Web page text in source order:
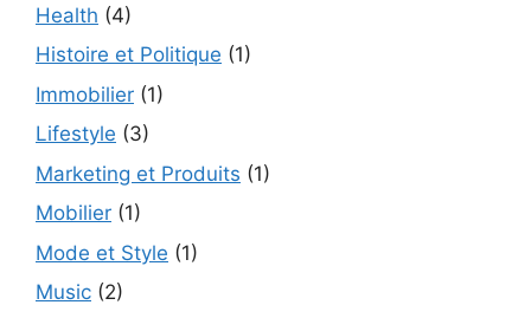
Health (4)
Histoire et Politique (1)
Immobilier (1)
Lifestyle (3)
Marketing et Produits (1)
Mobilier (1)
Mode et Style (1)
Music (2)